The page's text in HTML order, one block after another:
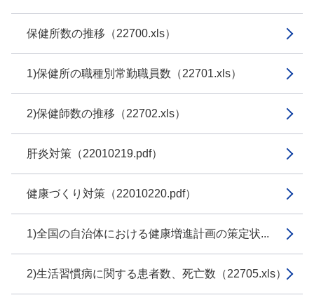
保健所数の推移（22700.xls）
1)保健所の職種別常勤職員数（22701.xls）
2)保健師数の推移（22702.xls）
肝炎対策（22010219.pdf）
健康づくり対策（22010220.pdf）
1)全国の自治体における健康増進計画の策定状...
2)生活習慣病に関する患者数、死亡数（22705.xls）